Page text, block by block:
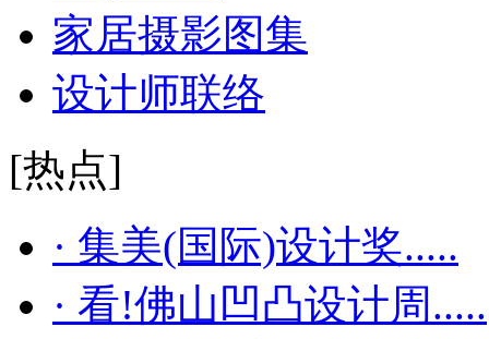
家居摄影图集
设计师联络
[热点]
· 集美(国际)设计奖.....
· 看!佛山凹凸设计周.....